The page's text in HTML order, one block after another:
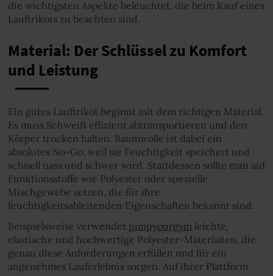
die wichtigsten Aspekte beleuchtet, die beim Kauf eines
Lauftrikots zu beachten sind.
Material: Der Schlüssel zu Komfort
und Leistung
Ein gutes Lauftrikot beginnt mit dem richtigen Material.
Es muss Schweiß effizient abtransportieren und den
Körper trocken halten. Baumwolle ist dabei ein
absolutes No-Go, weil sie Feuchtigkeit speichert und
schnell nass und schwer wird. Stattdessen sollte man auf
Funktionsstoffe wie Polyester oder spezielle
Mischgewebe setzen, die für ihre
feuchtigkeitsableitenden Eigenschaften bekannt sind.
Beispielsweise verwendet pimpyourgym leichte,
elastische und hochwertige Polyester-Materialien, die
genau diese Anforderungen erfüllen und für ein
angenehmes Lauferlebnis sorgen. Auf ihrer Plattform